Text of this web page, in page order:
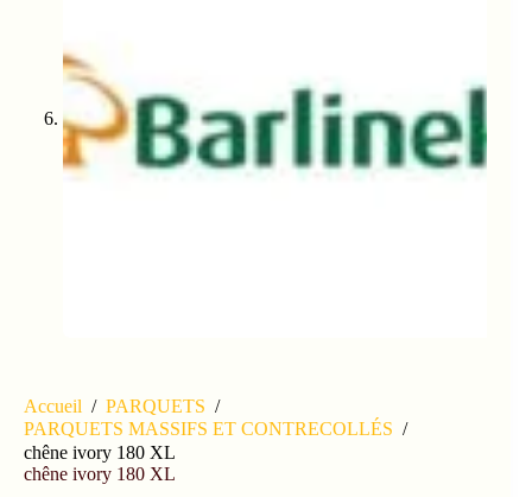
Accueil / PARQUETS /
PARQUETS MASSIFS ET CONTRECOLLÉS /
chêne ivory 180 XL
chêne ivory 180 XL